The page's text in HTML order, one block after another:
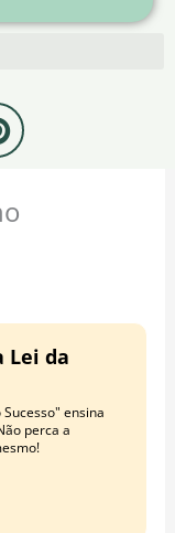
e
Lei da
ensina
perca a